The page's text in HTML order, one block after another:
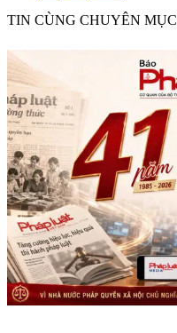
TIN CÙNG CHUYÊN MỤC